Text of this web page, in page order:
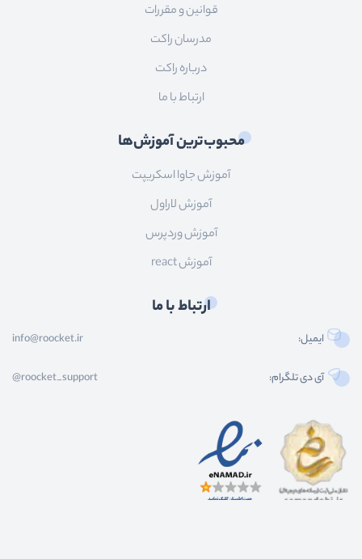
قوانین و مقررات
مدرسان راکت
درباره راکت
ارتباط با ما
محبوب‌ترین آموزش‌ها
آموزش جاوا اسکریپت
آموزش لاراول
آموزش وردپرس
آموزش react
ارتباط با ما
ایمیل: info@roocket.ir
آی دی تلگرام: @roocket_support